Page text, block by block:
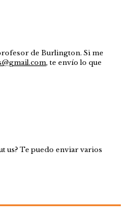
de Burlington. Si me
, te envío lo que
us? Te puedo enviar varios